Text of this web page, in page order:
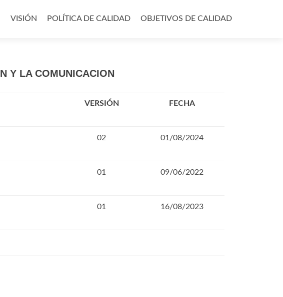
VISIÓN POLÍTICA DE CALIDAD OBJETIVOS DE CALIDAD
Y LA COMUNICACION
VERSIÓN FECHA
02 01/08/2024
01 09/06/2022
01 16/08/2023